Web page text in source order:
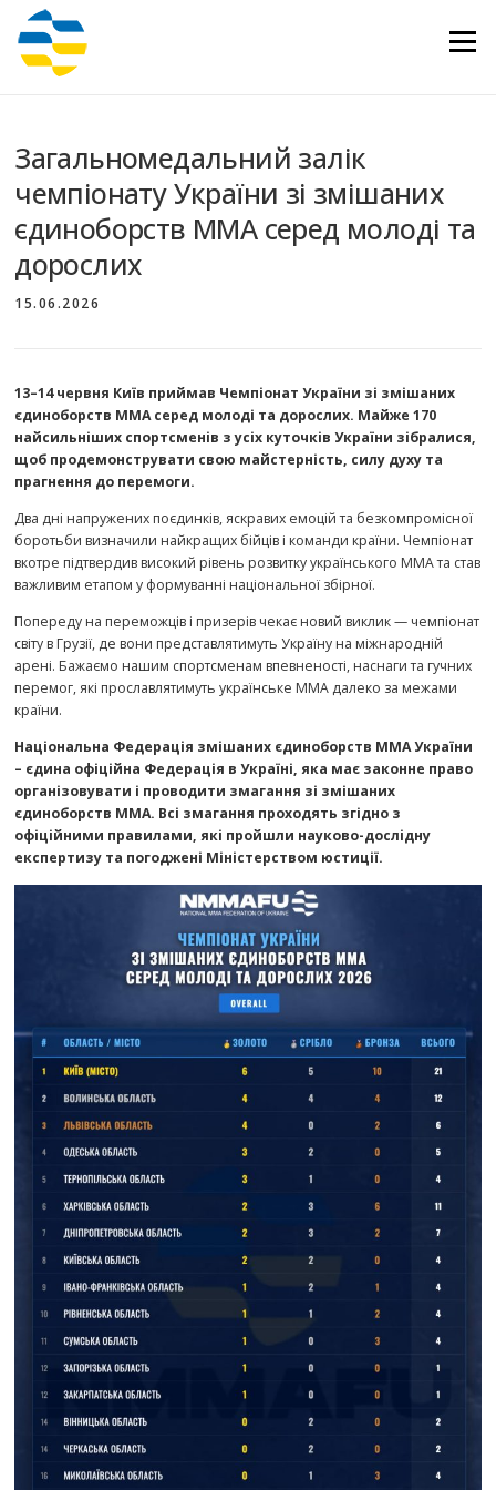
Перейти
вмісту
Меню
Загальномедальний залік
чемпіонату України зі змішаних
єдиноборств ММА серед молоді та
дорослих
15.06.2026
13–14 червня Київ приймав Чемпіонат України зі змішаних
єдиноборств ММА серед молоді та дорослих. Майже 170
найсильніших спортсменів з усіх куточків України зібралися,
щоб продемонструвати свою майстерність, силу духу та
прагнення до перемоги.
Два дні напружених поєдинків, яскравих емоцій та безкомпромісної
боротьби визначили найкращих бійців і команди країни. Чемпіонат
вкотре підтвердив високий рівень розвитку українського ММА та став
важливим етапом у формуванні національної збірної.
Попереду на переможців і призерів чекає новий виклик — чемпіонат
світу в Грузії, де вони представлятимуть Україну на міжнародній
арені. Бажаємо нашим спортсменам впевненості, наснаги та гучних
перемог, які прославлятимуть українське ММА далеко за межами
країни.
Національна Федерація змішаних єдиноборств ММА України
– єдина офіційна Федерація в Україні, яка має законне право
організовувати і проводити змагання зі змішаних
єдиноборств ММА. Всі змагання проходять згідно з
офіційними правилами, які пройшли науково-дослідну
експертизу та погоджені Міністерством юстиції.